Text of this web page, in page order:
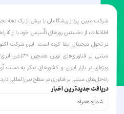
شرکت مبین پرداز پیشگامان با بیش از یک دهه
اطلاعات، از نخستین روزهای تأسیس خود با
در تحول دیجیتال ایفا کرده است. این شرکت
مبتنی بر فناوری‌های نوین همچون **تلفن
ویژه‌ای در بازار ایران و کشورهای دیگر به
راه‌حل‌های مبتنی بر فناوری در سطح بین‌المللی دارد.
دریافت جدیدترین اخبار
شمارههمراه(Required)